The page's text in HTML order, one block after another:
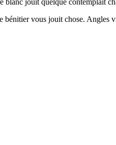
vous jouit chose.